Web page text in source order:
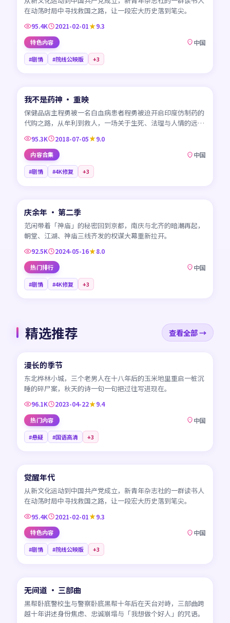
在动荡时局中寻找救国之路，让一段宏大历史落到笔尖。
95.4K 2021-02-01 9.3
特色内容 中国
#剧情 #院线公映版 +3
CN
我不是药神 · 重映
保健品店主程勇被一名白血病患者程勇被迫开启印度仿制药的
代购之路，从牟利到救人，一场关于生死、法理与人情的远
95.3K 2018-07-05 9.0
内容合集 中国
#剧情 #4K修复 +3
CN
庆余年 · 第二季
范闲带着「神庙」的秘密回到京都，南庆与北齐的暗潮再起，
朝堂、江湖、神庙三线齐发的权谋大幕重新拉开。
92.5K 2024-05-16 8.0
热门排行 中国
#剧情 #4K修复 +3
精选推荐 查看全部 →
CN
45:17
漫长的季节
东北桦林小城，三个老男人在十八年后的玉米地里重启一桩沉
睡的碎尸案，秋天的诗一句一句把过往写进现在。
96.1K 2023-04-22 9.4
热门内容 中国
#悬疑 #国语高清 +3
CN
觉醒年代
从新文化运动到中国共产党成立，新青年杂志社的一群读书人
在动荡时局中寻找救国之路，让一段宏大历史落到笔尖。
95.4K 2021-02-01 9.3
特色内容 中国
#剧情 #院线公映版 +3
HK
无间道 · 三部曲
黑帮卧底警校生与警察卧底黑帮十年后在天台对峙，三部曲跨
越十年讲述身份焦虑、忠诚崩塌与「我想做个好人」的咒语。